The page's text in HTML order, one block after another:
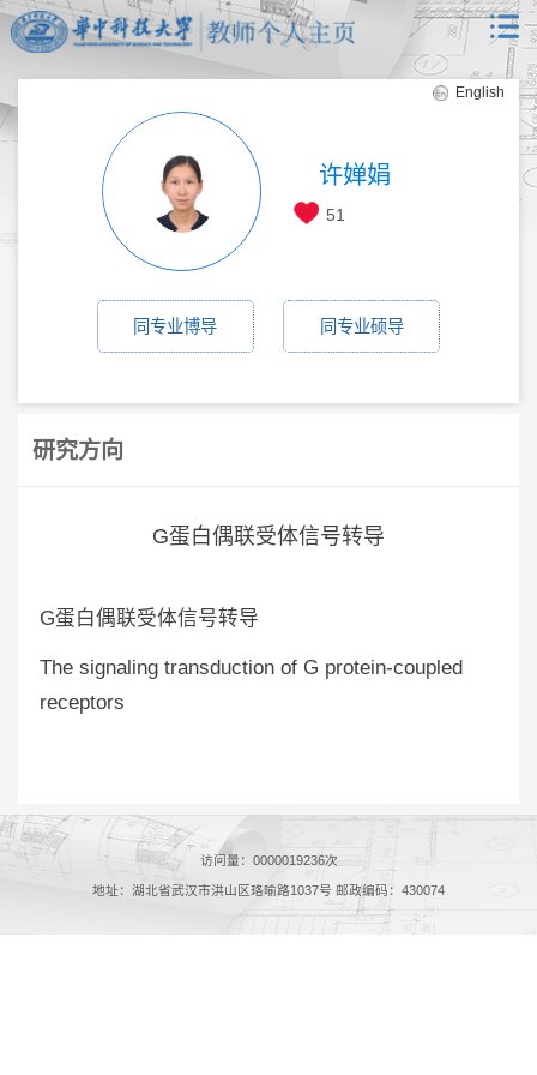
English
许婵娟
51
同专业博导 同专业硕导
研究方向
G蛋白偶联受体信号转导
G蛋白偶联受体信号转导
The signaling transduction of G protein-coupled
receptors
访问量： 0000019236次
地址：湖北省武汉市洪山区珞喻路1037号 邮政编码：430074